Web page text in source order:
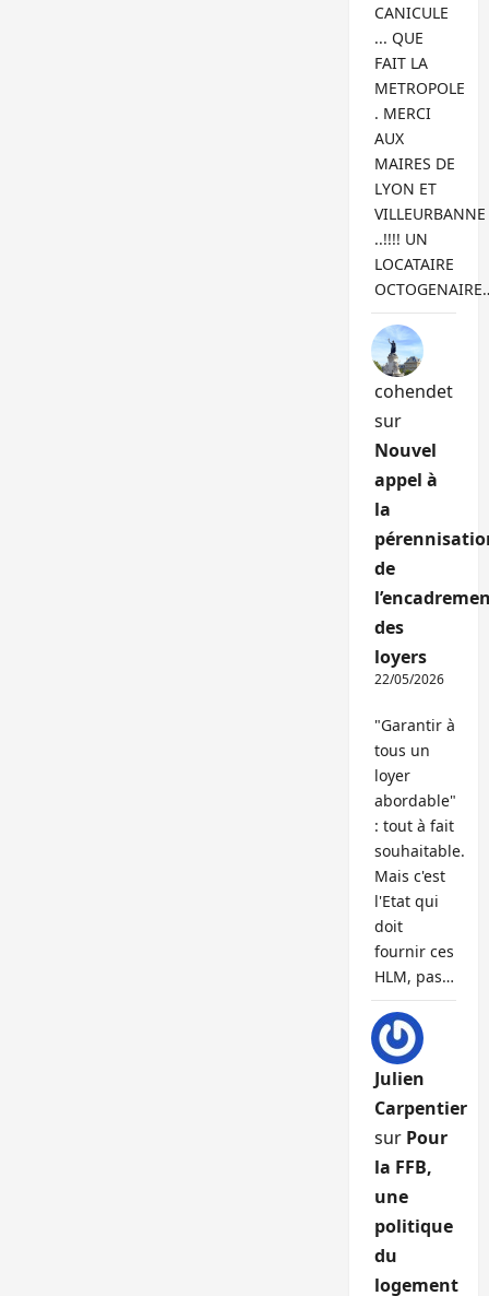
CANICULE
... QUE
FAIT LA
METROPOLE
. MERCI
AUX
MAIRES DE
LYON ET
VILLEURBANNE
..!!!! UN
LOCATAIRE
cohendet
sur
Nouvel
appel à
la
de
des
loyers
22/05/2026
"Garantir à
tous un
loyer
abordable"
: tout à fait
souhaitable.
Mais c'est
l'Etat qui
doit
fournir ces
HLM, pas…
Julien
Carpentier
sur Pour
la FFB,
une
politique
du
logement